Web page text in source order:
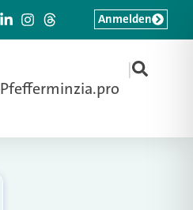
Pfefferminzia.pro
|
Anmelden